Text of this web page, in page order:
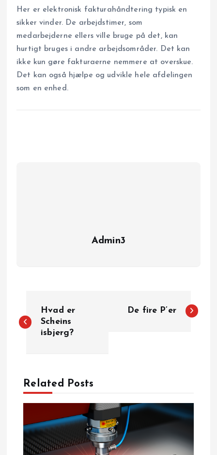
Her er elektronisk fakturahåndtering typisk en
sikker vinder. De arbejdstimer, som
medarbejderne ellers ville bruge på det, kan
hurtigt bruges i andre arbejdsområder. Det kan
ikke kun gøre fakturaerne nemmere at overskue.
Det kan også hjælpe og udvikle hele afdelingen
som en enhed.
Admin3
n
æ
g
s
Hvad er
Scheins
isbjerg?
De fire P’er
Related Posts